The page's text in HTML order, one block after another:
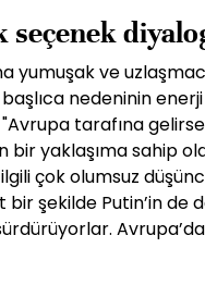
seçenek
yumuşak ve
nedeninin enerji
tarafına
bir yaklaşıma sahip
çok olumsuz
şekilde Putin’in de